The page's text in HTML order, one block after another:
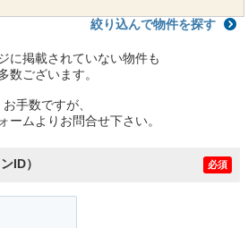
絞り込んで物件を探す
に掲載されていない物件も
数ございます。
お手数ですが、
ームよりお問合せ下さい。
ID） 必須